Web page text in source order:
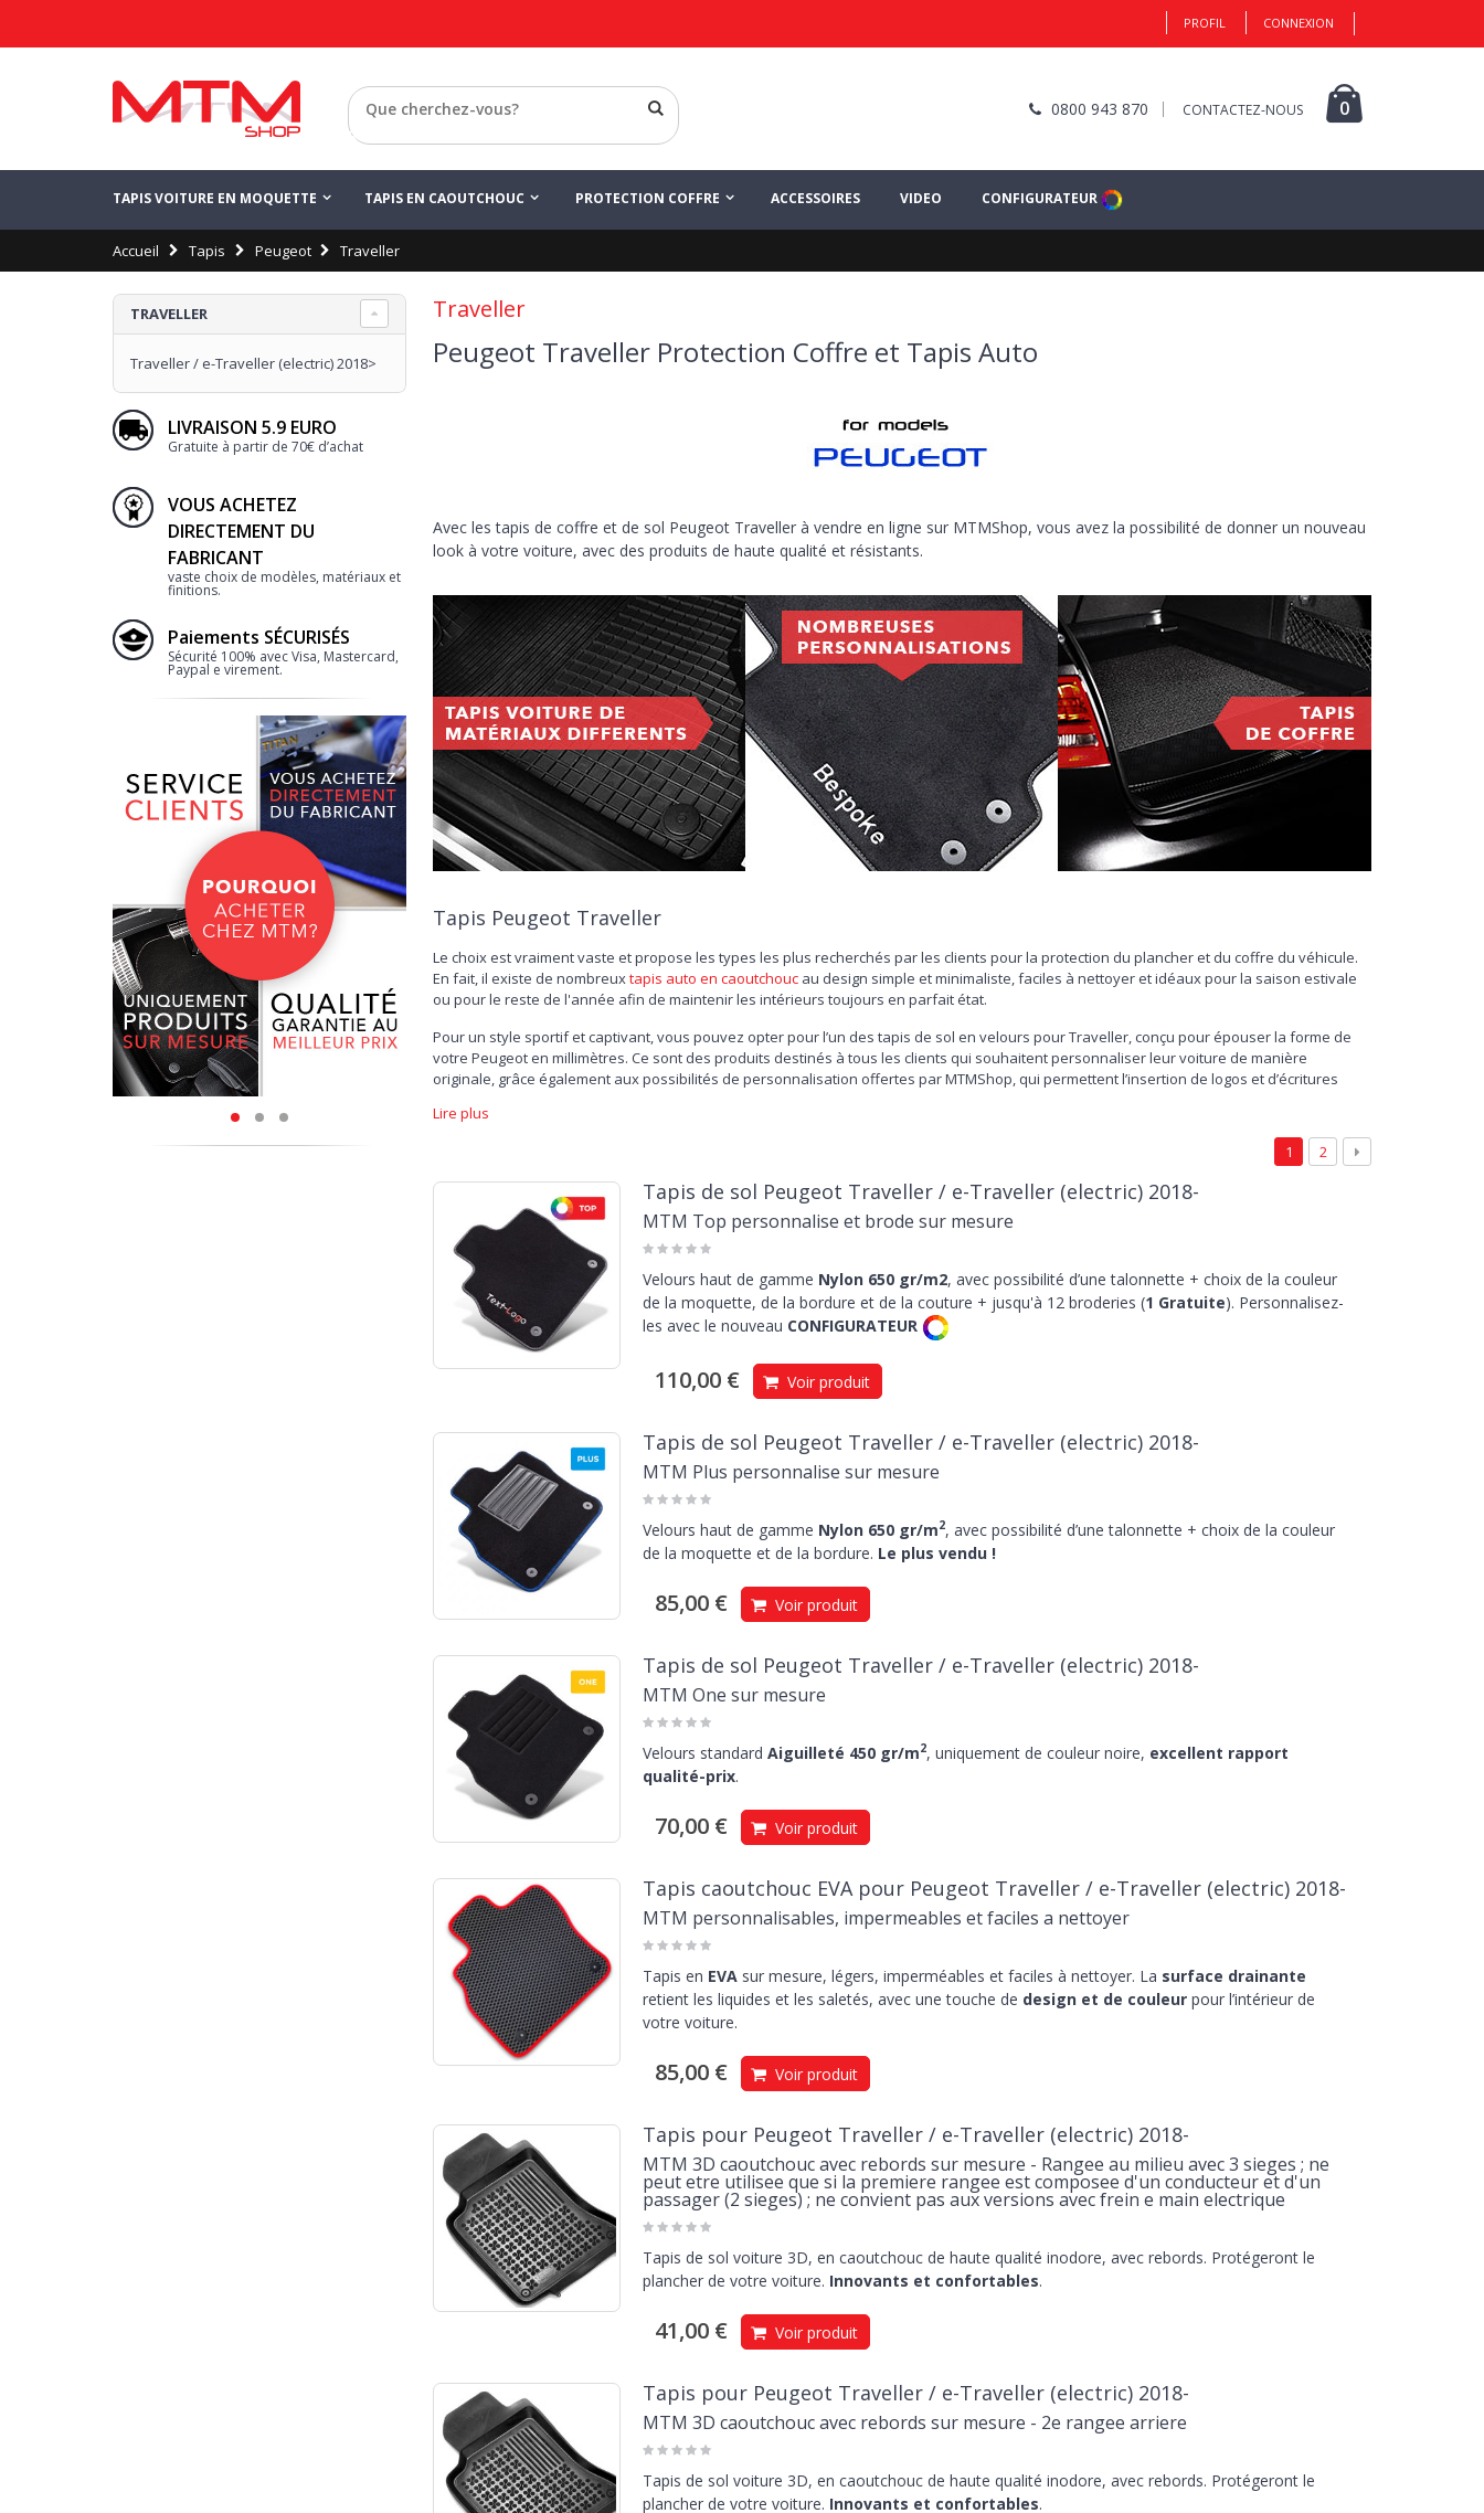
PROFIL CONNEXION
0800 943 870 CONTACTEZ-NOUS 0
Retour
TAPIS VOITURE EN MOQUETTE TAPIS EN CAOUTCHOUC PROTECTION COFFRE ACCESSOIRES VIDEO CONFIGURATEUR
Accueil Tapis Peugeot Traveller
Traveller
Peugeot Traveller Protection Coffre et Tapis Auto
Avec les tapis de coffre et de sol Peugeot Traveller à vendre en ligne sur MTMShop, vous avez la possibilité de donner un nouveau
look à votre voiture, avec des produits de haute qualité et résistants.
Tapis Peugeot Traveller
Le choix est vraiment vaste et propose les types les plus recherchés par les clients pour la protection du plancher et du coffre du véhicule.
En fait, il existe de nombreuxtapis auto en caoutchoucau design simple et minimaliste, faciles à nettoyer et idéaux pour la saison estivale
ou pour le reste de l'année afin de maintenir les intérieurs toujours en parfait état.
Pour un style sportif et captivant, vous pouvez opter pour l’un des tapis de sol en velours pour Traveller, conçu pour épouser la forme de
votre Peugeot en millimètres. Ce sont des produits destinés à tous les clients qui souhaitent personnaliser leur voiture de manière
originale, grâce également aux possibilités de personnalisation offertes par MTMShop, qui permettent l’insertion de logos et d’écritures
parfaite aux pédales et un grand confort de conduite, ainsi que la bordure de différentes couleurs pour s’adapter aux intérieurs du
Évidemment, les produits destinés à la protection du coffrene ne pouvaient pas manquer. Le tapis de coffre Peugeot Traveller est le choix
idéal pour ceux qui voyagent en compagnie de leur ami quadripède et pour ceux qui veulent préserver l'aspect original, même pour des
transports particuliers. Le bord relevé de 5 cm permet de retenir les liquides et la structure thermoplastique est résistante et durable même
après des années d'utilisation, avec une surface antidérapante limitant les mouvements de la charge. Découvrez le vaste assortiment
dédié à la Traveller dans le catalogue des
véhicule à un prix avantageux.
Lire plus
1
2
Tapis de sol Peugeot Traveller / e-Traveller (electric) 2018-
MTM Top personnalise et brode sur mesure
Velours haut de gamme Nylon 650 gr/m2, avec possibilité d’une talonnette + choix de la couleur
de la moquette, de la bordure et de la couture + jusqu'à 12 broderies (1 Gratuite). Personnalisez-
les avec le nouveau CONFIGURATEUR
110,00 € Voir produit
Tapis de sol Peugeot Traveller / e-Traveller (electric) 2018-
MTM Plus personnalise sur mesure
Velours haut de gamme Nylon 650 gr/m2, avec possibilité d’une talonnette + choix de la couleur
de la moquette et de la bordure. Le plus vendu !
85,00 € Voir produit
Tapis de sol Peugeot Traveller / e-Traveller (electric) 2018-
MTM One sur mesure
Velours standard Aiguilleté 450 gr/m2, uniquement de couleur noire, excellent rapport
qualité-prix.
70,00 € Voir produit
Tapis caoutchouc EVA pour Peugeot Traveller / e-Traveller (electric) 2018-
MTM personnalisables, impermeables et faciles a nettoyer
Tapis en EVAsur mesure, légers, imperméables et faciles à nettoyer. La surface drainante
retient les liquides et les saletés, avec une touche de design et de couleurpour l’intérieur de
votre voiture.
85,00 € Voir produit
Tapis pour Peugeot Traveller / e-Traveller (electric) 2018-
MTM 3D caoutchouc avec rebords sur mesure - Rangee au milieu avec 3 sieges ; ne
peut etre utilisee que si la premiere rangee est composee d'un conducteur et d'un
passager (2 sieges) ; ne convient pas aux versions avec frein e main electrique
Tapis de sol voiture 3D, en caoutchouc de haute qualité inodore, avec rebords. Protégeront le
plancher de votre voiture. Innovants et confortables.
41,00 € Voir produit
Tapis pour Peugeot Traveller / e-Traveller (electric) 2018-
MTM 3D caoutchouc avec rebords sur mesure - 2e rangee arriere
Tapis de sol voiture 3D, en caoutchouc de haute qualité inodore, avec rebords. Protégeront le
plancher de votre voiture. Innovants et confortables.
TRAVELLER
Traveller / e-Traveller (electric) 2018>
LIVRAISON 5.9 EURO
Gratuite à partir de 70€ d’achat
VOUS ACHETEZ
DIRECTEMENT DU
FABRICANT
vaste choix de modèles, matériaux et
finitions.
Paiements SÉCURISÉS
Sécurité 100% avec Visa, Mastercard,
Paypal e virement.